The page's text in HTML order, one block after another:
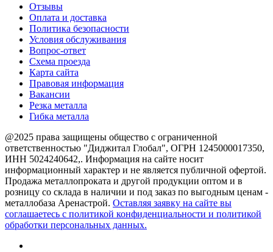
Отзывы
Оплата и доставка
Политика безопасности
Условия обслуживания
Вопрос-ответ
Схема проезда
Карта сайта
Правовая информация
Вакансии
Резка металла
Гибка металла
@2025 права защищены общество с ограниченной
ответственностью "Диджитал Глобал", ОГРН 1245000017350,
ИНН 5024240642,. Информация на сайте носит
информационный характер и не является публичной офертой.
Продажа металлопроката и другой продукции оптом и в
розницу со склада в наличии и под заказ по выгодным ценам -
металлобаза Аренастрой. Оставляя заявку на сайте вы
соглашаетесь с политикой конфиденциальности и политикой
обработки персональных данных.